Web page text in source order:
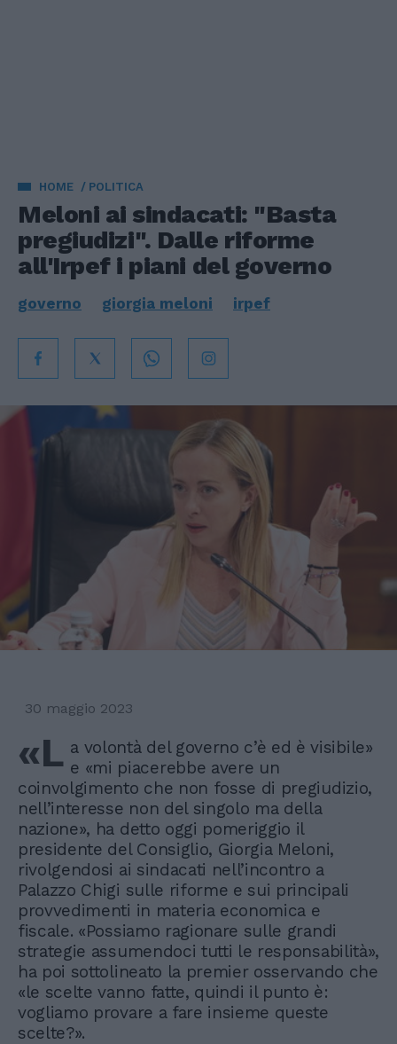
HOME POLITICA
Meloni ai sindacati: "Basta
pregiudizi". Dalle riforme
all'Irpef i piani del governo
governo giorgia meloni irpef
30 maggio 2023
«L a volontà del governo c’è ed è visibile»
e «mi piacerebbe avere un
coinvolgimento che non fosse di pregiudizio,
nell’interesse non del singolo ma della
nazione», ha detto oggi pomeriggio il
presidente del Consiglio, Giorgia Meloni,
rivolgendosi ai sindacati nell’incontro a
Palazzo Chigi sulle riforme e sui principali
provvedimenti in materia economica e
fiscale. «Possiamo ragionare sulle grandi
strategie assumendoci tutti le responsabilità»,
ha poi sottolineato la premier osservando che
«le scelte vanno fatte, quindi il punto è:
vogliamo provare a fare insieme queste
scelte?».